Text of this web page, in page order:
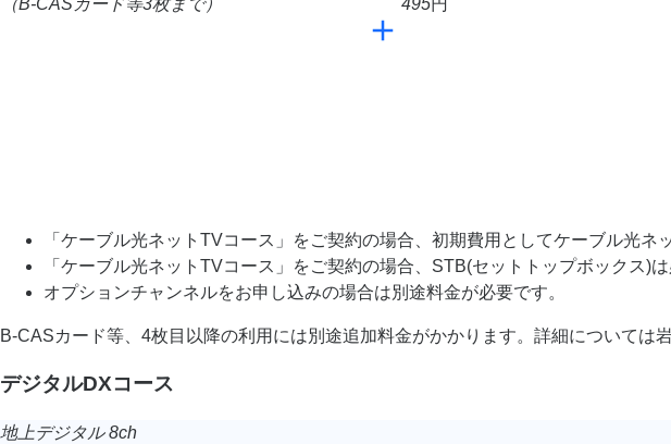
「ケーブル光ネットTVコース」をご契約の場合、初期費用としてケーブル光ネ
「ケーブル光ネットTVコース」をご契約の場合、STB(セットトップボックス)
オプションチャンネルをお申し込みの場合は別途料金が必要です。
B-CASカード等、4枚目以降の利用には別途追加料金がかかります。詳細については
デジタルDXコース
地上デジタル 8ch